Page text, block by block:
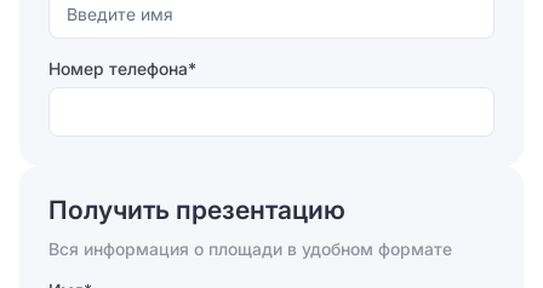
Номер телефона*
Отправить
Получить презентацию
Вся информация о площади в удобном формате